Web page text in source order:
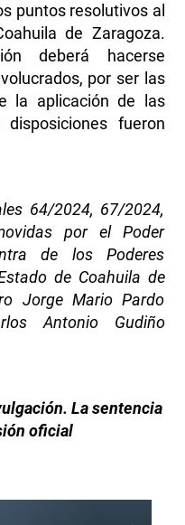
puntos resolutivos al
de Zaragoza.
deberá hacerse
por ser las
la aplicación de las
fueron
64/2024, 67/2024,
por el Poder
de los Poderes
de Coahuila de
Jorge Mario Pardo
Antonio Gudiño
La sentencia
oficial